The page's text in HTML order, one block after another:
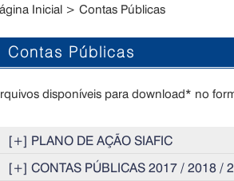
Inicial > Contas Públicas
Contas Públicas
disponíveis para download* no
[+] PLANO DE AÇÃO SIAFIC
[+] CONTAS PÚBLICAS 2017 / 2018 /